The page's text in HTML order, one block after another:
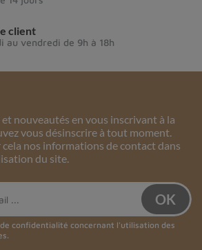
client
au vendredi de 9h à 18h
nouveautés en vous inscrivant à la
vous désinscrire à tout moment.
nos informations de contact dans
du site.
confidentialité concernant l'utilisation des